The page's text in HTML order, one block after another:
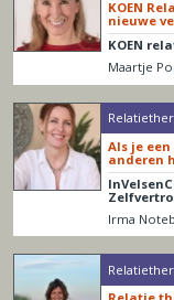
KOEN
nieuwe
KOEN
Maartje
Als je
anderen
Irma